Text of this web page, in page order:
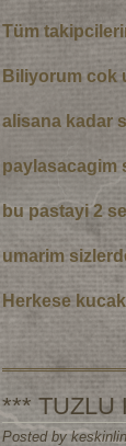
Tüm
Biliyorum cok
alisana kadar
paylasacagim
bu pastayi 2
umarim
Herkese
*** TUZLU
Posted by